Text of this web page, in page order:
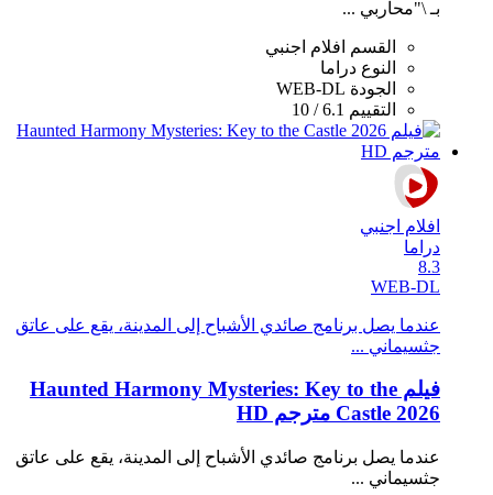
بـ \"محاربي ...
القسم
افلام اجنبي
النوع دراما
الجودة WEB-DL
التقييم 6.1 / 10
افلام اجنبي
دراما
8.3
WEB-DL
عندما يصل برنامج صائدي الأشباح إلى المدينة، يقع على عاتق
جثسيماني ...
فيلم Haunted Harmony Mysteries: Key to the
Castle 2026 مترجم HD
عندما يصل برنامج صائدي الأشباح إلى المدينة، يقع على عاتق
جثسيماني ...